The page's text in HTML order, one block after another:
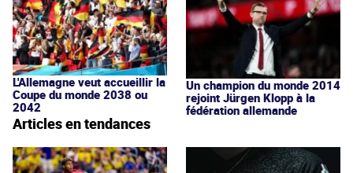
L'Allemagne veut accueillir la
Coupe du monde 2038 ou
2042
Un champion du monde 2014
rejoint Jürgen Klopp à la
fédération allemande
Articles en tendances